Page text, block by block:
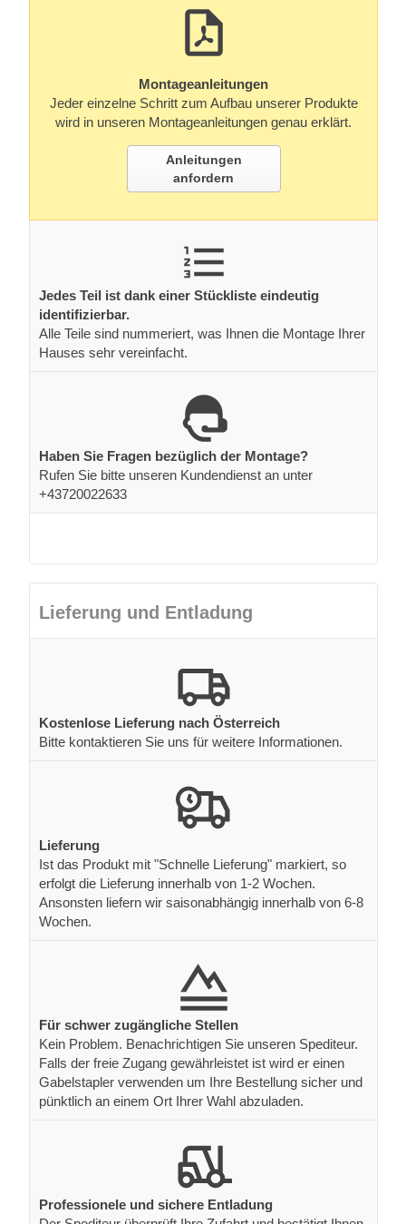
Montageanleitungen
Jeder einzelne Schritt zum Aufbau unserer Produkte
wird in unseren Montageanleitungen genau erklärt.
Anleitungen
anfordern
Jedes Teil ist dank einer Stückliste eindeutig
identifizierbar.
Alle Teile sind nummeriert, was Ihnen die Montage Ihrer
Hauses sehr vereinfacht.
Haben Sie Fragen bezüglich der Montage?
Rufen Sie bitte unseren Kundendienst an unter
+43720022633
Lieferung und Entladung
Kostenlose Lieferung nach Österreich
Bitte kontaktieren Sie uns für weitere Informationen.
Lieferung
Ist das Produkt mit "Schnelle Lieferung" markiert, so
erfolgt die Lieferung innerhalb von 1-2 Wochen.
Ansonsten liefern wir saisonabhängig innerhalb von 6-8
Wochen.
Für schwer zugängliche Stellen
Kein Problem. Benachrichtigen Sie unseren Spediteur.
Falls der freie Zugang gewährleistet ist wird er einen
Gabelstapler verwenden um Ihre Bestellung sicher und
pünktlich an einem Ort Ihrer Wahl abzuladen.
Professionele und sichere Entladung